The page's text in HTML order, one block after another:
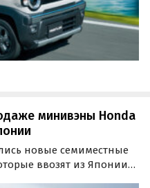
минивэны Honda
новые семиместные
ввозят из Японии